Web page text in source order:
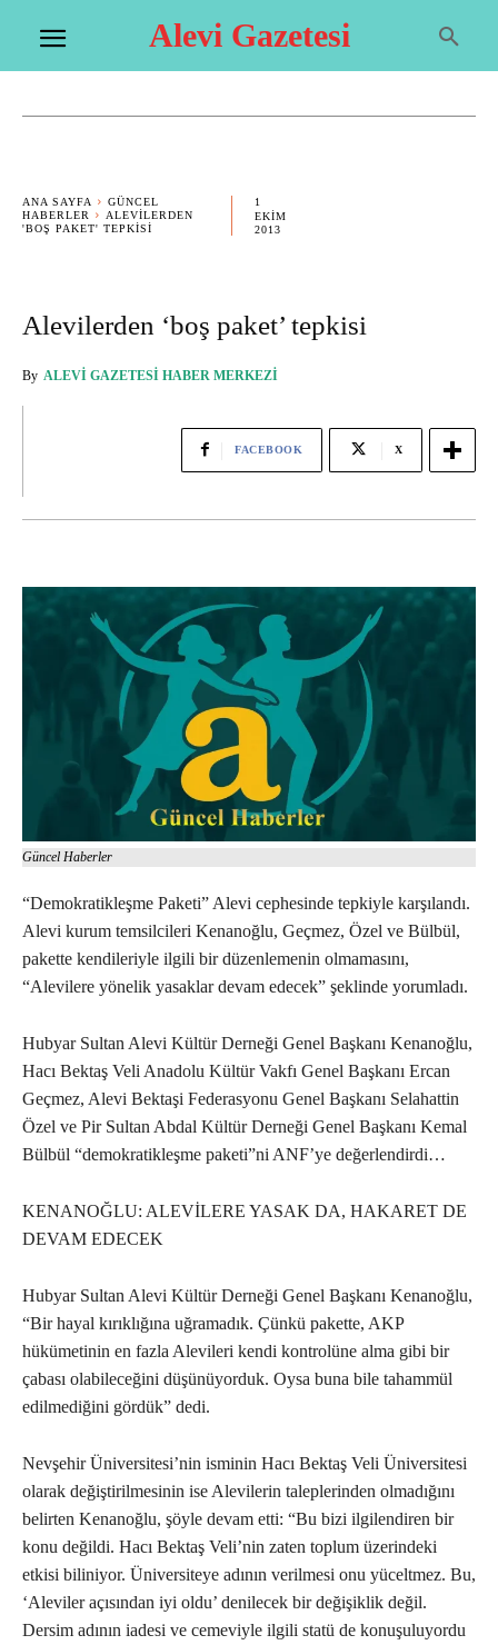
Alevi Gazetesi
ANA SAYFA
GÜNCEL
HABERLER
ALEVILERDEN
'BOŞ PAKET' TEPKISI
1
EKIM
2013
Alevilerden ‘boş paket’ tepkisi
By ALEVI GAZETESI HABER MERKEZI
FACEBOOK X
Güncel Haberler
“Demokratikleşme Paketi” Alevi cephesinde tepkiyle karşılandı.
Alevi kurum temsilcileri Kenanoğlu, Geçmez, Özel ve Bülbül,
pakette kendileriyle ilgili bir düzenlemenin olmamasını,
“Alevilere yönelik yasaklar devam edecek” şeklinde yorumladı.
Hubyar Sultan Alevi Kültür Derneği Genel Başkanı Kenanoğlu,
Hacı Bektaş Veli Anadolu Kültür Vakfı Genel Başkanı Ercan
Geçmez, Alevi Bektaşi Federasyonu Genel Başkanı Selahattin
Özel ve Pir Sultan Abdal Kültür Derneği Genel Başkanı Kemal
Bülbül “demokratikleşme paketi”ni ANF’ye değerlendirdi…
KENANOĞLU: ALEVİLERE YASAK DA, HAKARET DE
DEVAM EDECEK
Hubyar Sultan Alevi Kültür Derneği Genel Başkanı Kenanoğlu,
“Bir hayal kırıklığına uğramadık. Çünkü pakette, AKP
hükümetinin en fazla Alevileri kendi kontrolüne alma gibi bir
çabası olabileceğini düşünüyorduk. Oysa buna bile tahammül
edilmediğini gördük” dedi.
Nevşehir Üniversitesi’nin isminin Hacı Bektaş Veli Üniversitesi
olarak değiştirilmesinin ise Alevilerin taleplerinden olmadığını
belirten Kenanoğlu, şöyle devam etti: “Bu bizi ilgilendiren bir
konu değildi. Hacı Bektaş Veli’nin zaten toplum üzerindeki
etkisi biliniyor. Üniversiteye adının verilmesi onu yüceltmez. Bu,
‘Aleviler açısından iyi oldu’ denilecek bir değişiklik değil.
Dersim adının iadesi ve cemeviyle ilgili statü de konuşuluyordu